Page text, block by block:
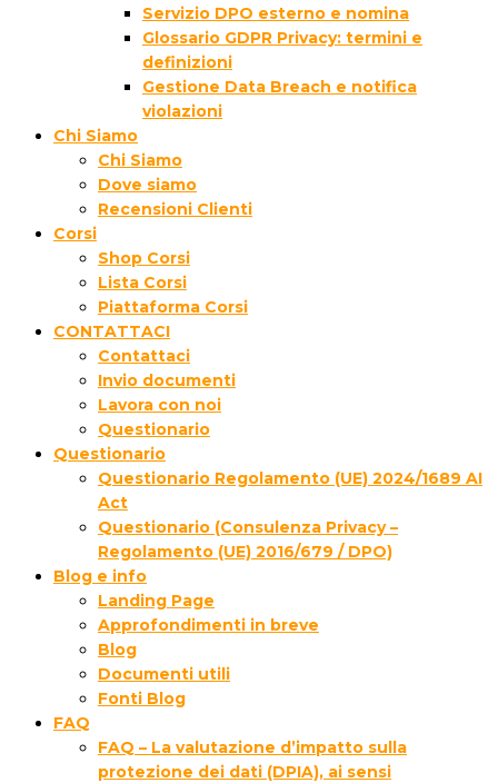
Servizio DPO esterno e nomina
Glossario GDPR Privacy: termini e
definizioni
Gestione Data Breach e notifica
violazioni
Chi Siamo
Chi Siamo
Dove siamo
Recensioni Clienti
Corsi
Shop Corsi
Lista Corsi
Piattaforma Corsi
CONTATTACI
Contattaci
Invio documenti
Lavora con noi
Questionario
Questionario
Questionario Regolamento (UE) 2024/1689 AI
Act
Questionario (Consulenza Privacy –
Regolamento (UE) 2016/679 / DPO)
Blog e info
Landing Page
Approfondimenti in breve
Blog
Documenti utili
Fonti Blog
FAQ
FAQ – La valutazione d’impatto sulla
protezione dei dati (DPIA), ai sensi